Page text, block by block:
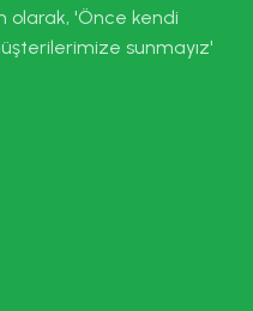
olarak, 'Önce kendi
sunmayız'